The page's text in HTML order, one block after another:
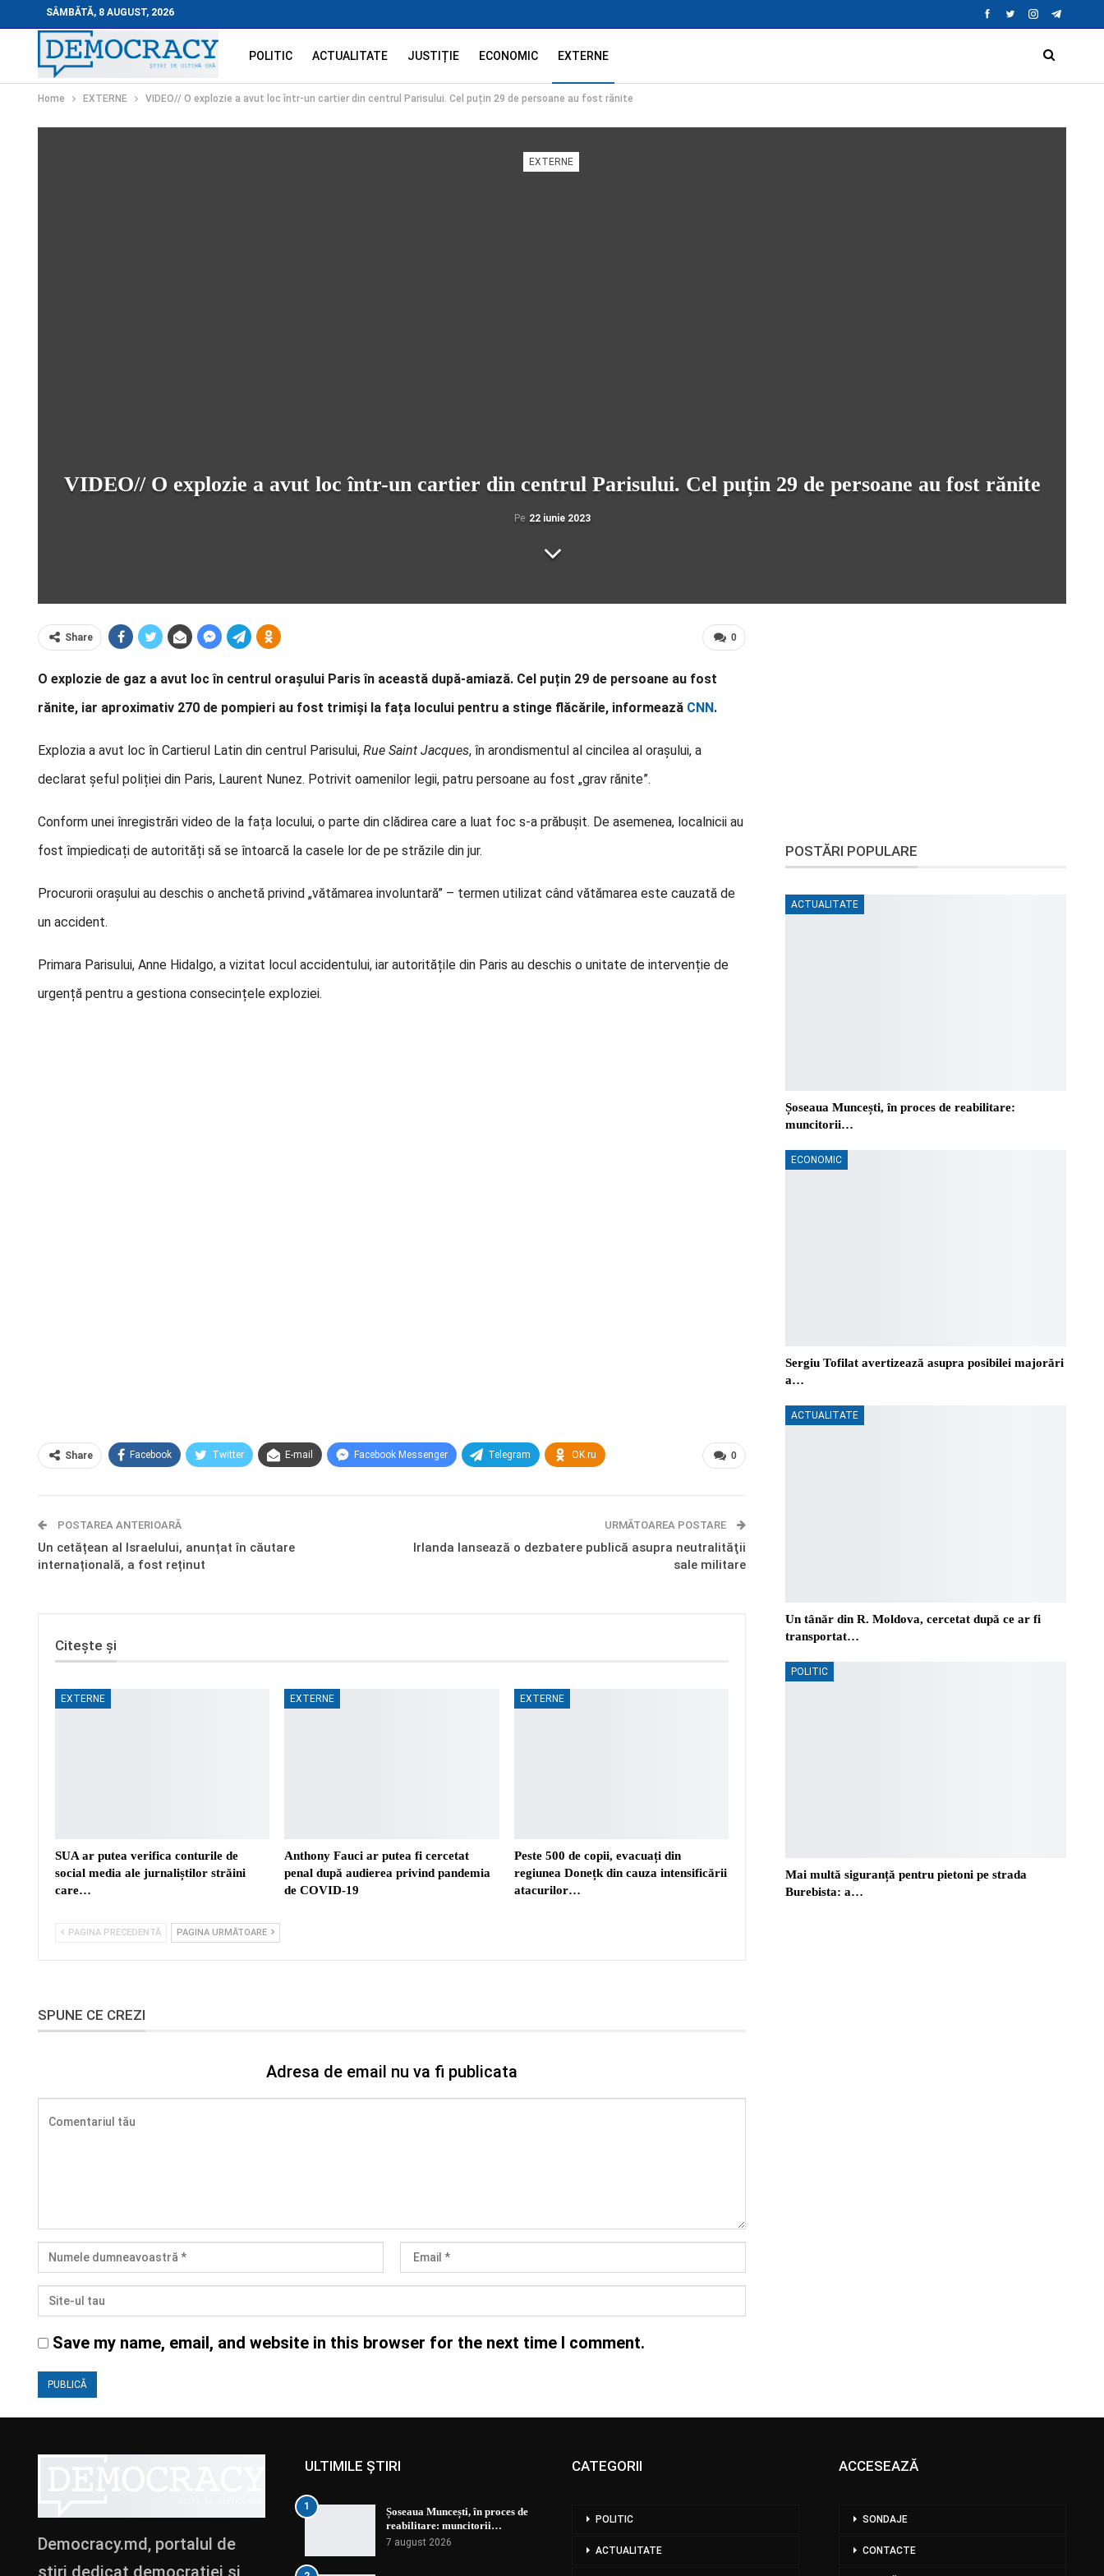
SÂMBĂTĂ, 8 AUGUST, 2026
POLITIC ACTUALITATE JUSTIȚIE ECONOMIC EXTERNE
Home EXTERNE VIDEO// O explozie a avut loc într-un cartier din centrul Parisului. Cel puțin 29 de persoane au fost rănite
EXTERNE
VIDEO// O explozie a avut loc într-un cartier din centrul Parisului. Cel puțin 29 de persoane au fost rănite
Pe 22 iunie 2023
0
Share
O explozie de gaz a avut loc în centrul orașului Paris în această după-amiază. Cel puțin 29 de persoane au fost
rănite, iar aproximativ 270 de pompieri au fost trimiși la fața locului pentru a stinge flăcările, informează CNN.
Explozia a avut loc în Cartierul Latin din centrul Parisului, Rue Saint Jacques, în arondismentul al cincilea al orașului, a
declarat șeful poliției din Paris, Laurent Nunez. Potrivit oamenilor legii, patru persoane au fost „grav rănite”.
Conform unei înregistrări video de la fața locului, o parte din clădirea care a luat foc s-a prăbușit. De asemenea, localnicii au
fost împiedicați de autorități să se întoarcă la casele lor de pe străzile din jur.
Procurorii orașului au deschis o anchetă privind „vătămarea involuntară” – termen utilizat când vătămarea este cauzată de
un accident.
Primara Parisului, Anne Hidalgo, a vizitat locul accidentului, iar autoritățile din Paris au deschis o unitate de intervenție de
urgență pentru a gestiona consecințele exploziei.
0
Share Facebook Twitter E-mail Facebook Messenger Telegram OK.ru
POSTAREA ANTERIOARĂ
Un cetățean al Israelului, anunțat în căutare
internațională, a fost reținut
URMĂTOAREA POSTARE
Irlanda lansează o dezbatere publică asupra neutralităţii
sale militare
Citește și
EXTERNE
SUA ar putea verifica conturile de
social media ale jurnaliștilor străini
care…
EXTERNE
Anthony Fauci ar putea fi cercetat
penal după audierea privind pandemia
de COVID-19
EXTERNE
Peste 500 de copii, evacuați din
regiunea Donețk din cauza intensificării
atacurilor…
PAGINA PRECEDENTĂ PAGINA URMĂTOARE
SPUNE CE CREZI
Adresa de email nu va fi publicata
Save my name, email, and website in this browser for the next time I comment.
POSTĂRI POPULARE
ACTUALITATE
Șoseaua Muncești, în proces de reabilitare:
muncitorii…
ECONOMIC
Sergiu Tofilat avertizează asupra posibilei majorări
a…
ACTUALITATE
Un tânăr din R. Moldova, cercetat după ce ar fi
transportat…
POLITIC
Mai multă siguranță pentru pietoni pe strada
Burebista: a…
Democracy.md, portalul de
știri dedicat democrației și
ULTIMILE ȘTIRI
1
Șoseaua Muncești, în proces de
reabilitare: muncitorii…
7 august 2026
CATEGORII
POLITIC
ACTUALITATE
ACCESEAZĂ
SONDAJE
CONTACTE